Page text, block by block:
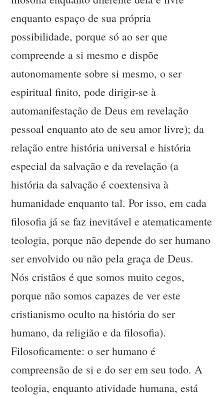
enquanto espaço de sua própria
possibilidade, porque só ao ser que
compreende a si mesmo e dispõe
autonomamente sobre si mesmo, o ser
espiritual finito, pode dirigir-se à
automanifestação de Deus em revelação
pessoal enquanto ato de seu amor livre); da
relação entre história universal e história
especial da salvação e da revelação (a
história da salvação é coextensiva à
humanidade enquanto tal. Por isso, em cada
filosofia já se faz inevitável e atematicamente
teologia, porque não depende do ser humano
ser envolvido ou não pela graça de Deus.
Nós cristãos é que somos muito cegos,
porque não somos capazes de ver este
cristianismo oculto na história do ser
humano, da religião e da filosofia).
Filosoficamente: o ser humano é
compreensão de si e do ser em seu todo. A
teologia, enquanto atividade humana, está